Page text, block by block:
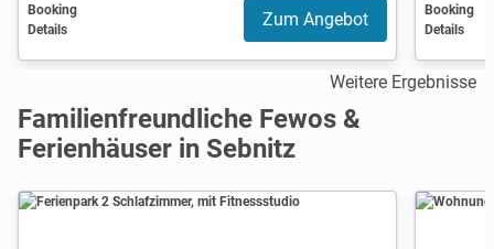
Booking
Details
Zum Angebot
Booking
Details
Weitere Ergebnisse
Familienfreundliche Fewos &
Ferienhäuser in Sebnitz